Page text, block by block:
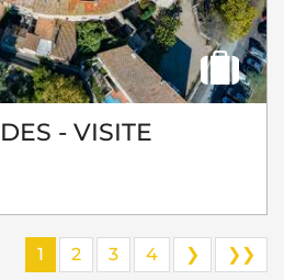
- VISITE
1 2 3 4 ❯ ❯❯